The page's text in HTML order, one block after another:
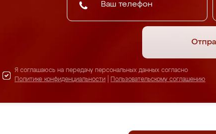
Я соглашаюсь на передачу персональных данных согласно
Политике конфиденциальности
Пользовательскому соглашению